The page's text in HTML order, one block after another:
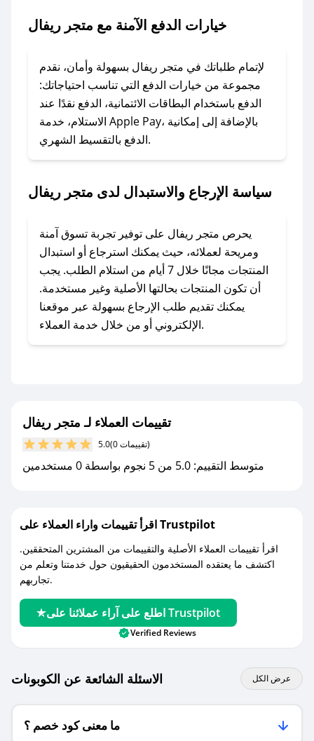
لا تقلق! يمكنك التواصل مع فريق دعم صحصح عبر
الرسائل الخاصة على تويتر أو البريد الإلكتروني،
وسنقوم بحل المشكلة في أسرع وقت ممكن.
### ماذا أفعل إذا لم أجد كود خصم لمتجري
المفضل؟
مراسلتنا مباشرة وسنعمل على توفير الكوبونات في
### كيف تحصل على كوبونات خصم حصرية من
متجر ريفال؟
للحصول على كوبونات وخصومات حصرية، قم بما
يلي:
- اضغط على أيقونة متابعة لمتجر متجر ريفال في
مع صحصح، تسوق بذكاء ووفّر على كل مشترياتك مع
كوبونات خصم حصرية من متجر ريفال!
خيارات الدفع الآمنة مع متجر ريفال
لإتمام طلباتك في متجر ريفال بسهولة وأمان، نقدم
مجموعة من خيارات الدفع التي تناسب احتياجاتك:
الدفع باستخدام البطاقات الائتمانية، الدفع نقدًا عند
الاستلام، خدمة Apple Pay، بالإضافة إلى إمكانية
الدفع بالتقسيط الشهري.
سياسة الإرجاع والاستبدال لدى متجر ريفال
يحرص متجر ريفال على توفير تجربة تسوق آمنة
ومريحة لعملائه، حيث يمكنك استرجاع أو استبدال
المنتجات مجانًا خلال 7 أيام من استلام الطلب. يجب
أن تكون المنتجات بحالتها الأصلية وغير مستخدمة.
يمكنك تقديم طلب الإرجاع بسهولة عبر موقعنا
الإلكتروني أو من خلال خدمة العملاء.
تقييمات العملاء لـ متجر ريفال
5.0 (0 تقييمات)
متوسط التقييم: 5.0 من 5 نجوم بواسطة 0 مستخدمين
اقرأ تقييمات واراء العملاء على Trustpilot
اقرأ تقييمات العملاء الأصلية والتقييمات من المشترين المتحققين.
اكتشف ما يعتقده المستخدمون الحقيقيون حول خدمتنا وتعلم من
تجاربهم.
اطلع على آراء عملائنا على Trustpilot
Verified Reviews
الاسئلة الشائعة عن الكوبونات عرض الكل
ما معنى كود خصم ؟